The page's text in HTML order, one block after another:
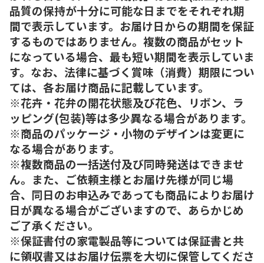
品質の保持が十分に可能な日までをそれぞれ期
間で表示しています。お届け日からの期間を保証
するものではありません。複数の商品がセット
になっている場合、最も短い期間を表示していま
す。なお、法律に基づく賞味（消費）期限につい
ては、各お届け商品に記載しています。
※花卉・花弁の開花状態及び花色、リボン、ラ
ッピング(包装)等は多少異なる場合があります。
※商品のパッケージ・小物のデザインは変更に
なる場合があります。
※複数商品の一括送付及び同時発送はできませ
ん。また、ご依頼主様とお届け先様が同じ場
合、同日のお申込みであっても商品によりお届け
日が異なる場合がございますので、あらかじめ
ご了承ください。
※保証書付の家電製品等については保証書と共
に領収書又はお届け伝票を大切に保管してくださ